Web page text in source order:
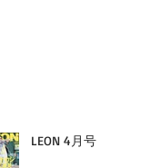
LEON 4月号